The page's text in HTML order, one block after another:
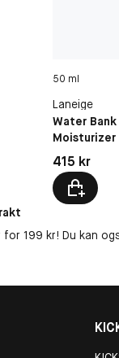
50 ml
Laneige
Water Bank
Moisturizer
Pris: 415 kr
415 kr
199 kr! Du kan